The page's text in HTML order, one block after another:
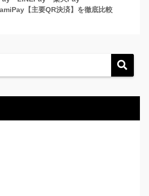
【主要QR決済】を徹底比較